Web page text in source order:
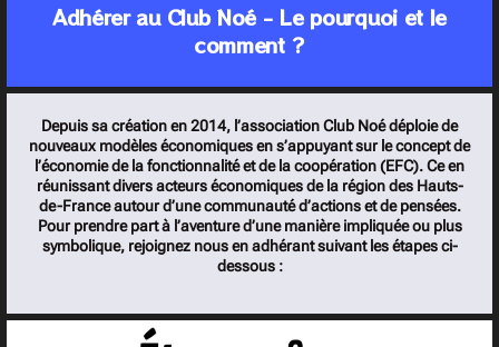
Adhérer au Club Noé - Le pourquoi et le
comment ?
Depuis sa création en 2014, l’association Club Noé déploie de
nouveaux modèles économiques en s’appuyant sur le concept de
l’économie de la fonctionnalité et de la coopération (EFC). Ce en
réunissant divers acteurs économiques de la région des Hauts-
de-France autour d’une communauté d’actions et de pensées.
Pour prendre part à l’aventure d’une manière impliquée ou plus
symbolique, rejoignez nous en adhérant suivant les étapes ci-
dessous :